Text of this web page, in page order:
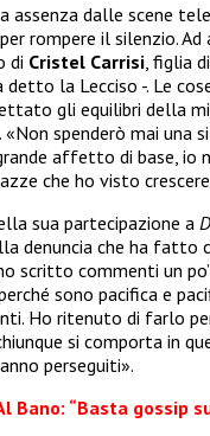
assenza dalle scene
rompere il silenzio.
di Cristel Carrisi , figlia di
detto la Lecciso -. Le
gli equilibri della
spenderò mai una
affetto di base,
che ho visto
sua partecipazione a
denuncia che ha
scritto commenti un
sono pacifica e
Ho ritenuto di farlo
si comporta in
perseguiti».
Al Bano: “Basta gossip